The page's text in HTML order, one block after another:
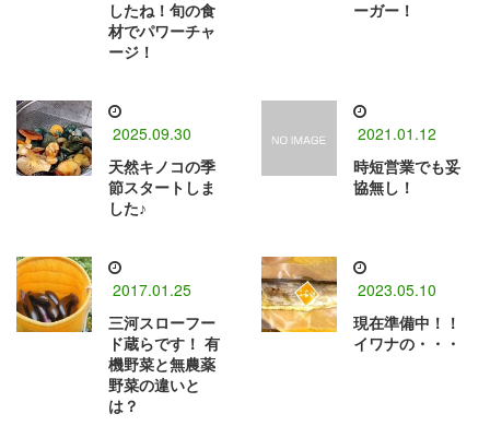
したね！旬の食
材でパワーチャ
ージ！
ーガー！
2025.09.30
天然キノコの季
節スタートしま
した♪
2021.01.12
時短営業でも妥
協無し！
2017.01.25
三河スローフー
ド蔵らです！ 有
機野菜と無農薬
野菜の違いと
は？
2023.05.10
現在準備中！！
イワナの・・・